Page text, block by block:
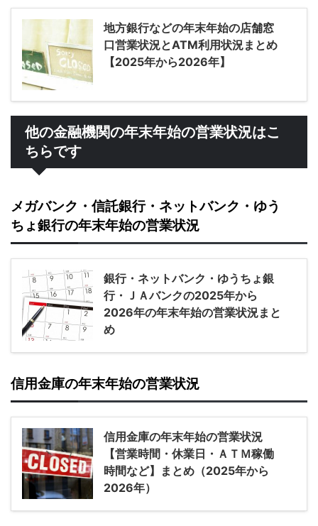
地方銀行などの年末年始の店舗窓
口営業状況とATM利用状況まとめ
【2025年から2026年】
他の金融機関の年末年始の営業状況はこ
ちらです
メガバンク・信託銀行・ネットバンク・ゆう
ちょ銀行の年末年始の営業状況
銀行・ネットバンク・ゆうちょ銀
行・ＪＡバンクの2025年から
2026年の年末年始の営業状況まと
め
信用金庫の年末年始の営業状況
信用金庫の年末年始の営業状況
【営業時間・休業日・ＡＴＭ稼働
時間など】まとめ（2025年から
2026年）